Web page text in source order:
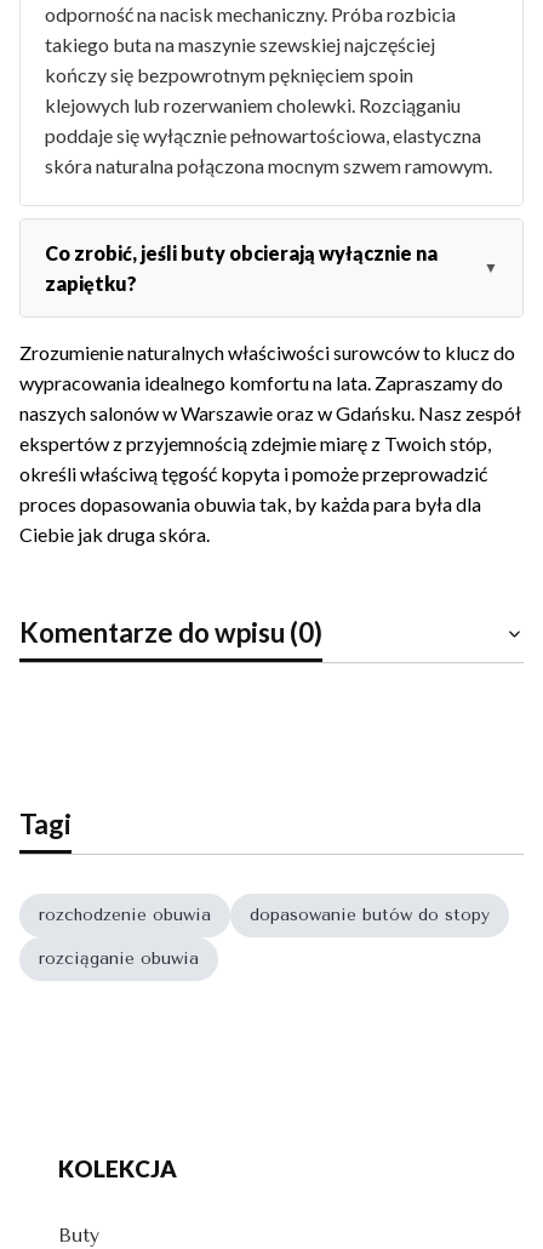
odporność na nacisk mechaniczny. Próba rozbicia
takiego buta na maszynie szewskiej najczęściej
kończy się bezpowrotnym pęknięciem spoin
klejowych lub rozerwaniem cholewki. Rozciąganiu
poddaje się wyłącznie pełnowartościowa, elastyczna
skóra naturalna połączona mocnym szwem ramowym.
Co zrobić, jeśli buty obcierają wyłącznie na
zapiętku?
Zrozumienie naturalnych właściwości surowców to klucz do
wypracowania idealnego komfortu na lata. Zapraszamy do
naszych salonów w Warszawie oraz w Gdańsku. Nasz zespół
ekspertów z przyjemnością zdejmie miarę z Twoich stóp,
określi właściwą tęgość kopyta i pomoże przeprowadzić
proces dopasowania obuwia tak, by każda para była dla
Ciebie jak druga skóra.
Komentarze do wpisu (0)
Tagi
rozchodzenie obuwia dopasowanie butów do stopy
rozciąganie obuwia
KOLEKCJA
Buty